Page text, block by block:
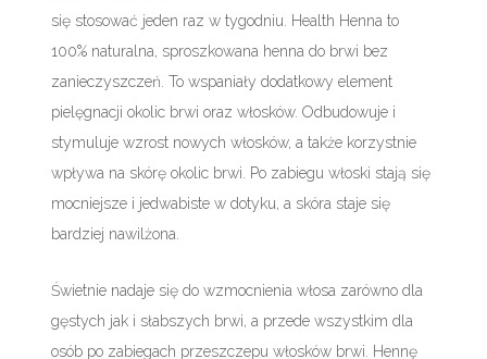
się stosować jeden raz w tygodniu. Health Henna to
100% naturalna, sproszkowana henna do brwi bez
zanieczyszczeń. To wspaniały dodatkowy element
pielęgnacji okolic brwi oraz włosków. Odbudowuje i
stymuluje wzrost nowych włosków, a także korzystnie
wpływa na skórę okolic brwi. Po zabiegu włoski stają się
mocniejsze i jedwabiste w dotyku, a skóra staje się
bardziej nawilżona.
Świetnie nadaje się do wzmocnienia włosa zarówno dla
gęstych jak i słabszych brwi, a przede wszystkim dla
osób po zabiegach przeszczepu włosków brwi. Hennę